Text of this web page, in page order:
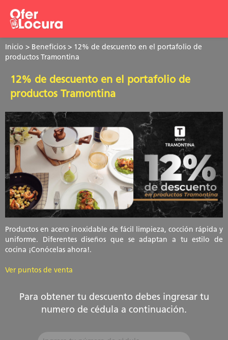
Inicio > Beneficios > 12% de descuento en el portafolio de
productos Tramontina
12% de descuento en el portafolio de
productos Tramontina
Productos en acero inoxidable de fácil limpieza, cocción rápida y
uniforme. Diferentes diseños que se adaptan a tu estilo de
cocina ¡Conócelas ahora!.
Ver puntos de venta
Para obtener tu descuento debes ingresar tu
numero de cédula a continuación.